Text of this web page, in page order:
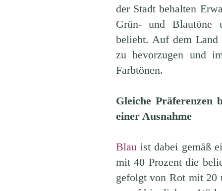
der Stadt behalten
Grün- und Blautöne
beliebt. Auf dem Land
zu bevorzugen und
Farbtönen.
Gleiche
einer Ausnahme
Blauist dabei gemäß
mit 40 Prozent die
gefolgt von Rot mit 20